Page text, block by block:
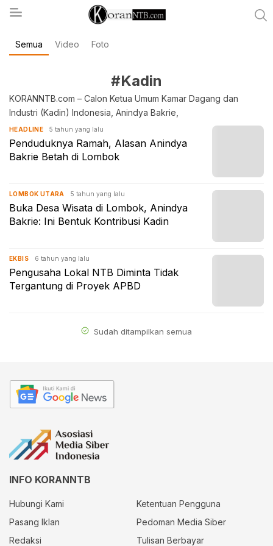
koranntb.com
Semua Video Foto
#Kadin
KORANNTB.com – Calon Ketua Umum Kamar Dagang dan
Industri (Kadin) Indonesia, Anindya Bakrie,
HEADLINE 5 tahun yang lalu
Penduduknya Ramah, Alasan Anindya
Bakrie Betah di Lombok
LOMBOK UTARA 5 tahun yang lalu
Buka Desa Wisata di Lombok, Anindya
Bakrie: Ini Bentuk Kontribusi Kadin
EKBIS 6 tahun yang lalu
Pengusaha Lokal NTB Diminta Tidak
Tergantung di Proyek APBD
Sudah ditampilkan semua
INFO KORANNTB
Hubungi Kami
Ketentuan Pengguna
Pasang Iklan
Pedoman Media Siber
Redaksi
Tulisan Berbayar